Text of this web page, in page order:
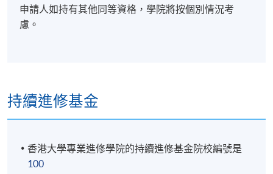
如學生修畢課程出席率達70%並成功完成考核後，可按
香港大學體制，經香港大學專業進修學院頒授證書(單
導師
略，對環球ETF投資有獨特見解及豐富的實戰經驗。方
先生畢業於西澳洲科廷科技大學及持有商業碩士學
申請人如持有其他同等資格，學院將按個別情況考
慮。
持續進修基金
香港大學專業進修學院的持續進修基金院校編號是
100